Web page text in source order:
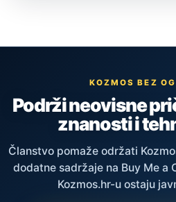
KOZMOS BEZ
Podrži neovisne
znanosti i
Članstvo pomaže održati
dodatne sadržaje na Buy Me a
Kozmos.hr-u ostaju